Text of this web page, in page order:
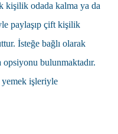
kişilik odada kalma ya da
paylaşıp çift kişilik
İsteğe bağlı olarak
bulunmaktadır.
işleriyle